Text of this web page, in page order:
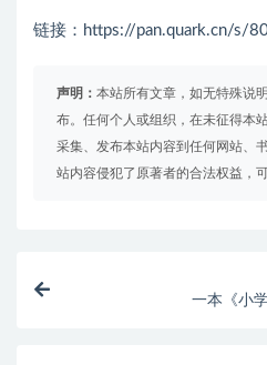
链接：https://pan.quark.cn/s/
声明： 本站所有文章，如无特殊说
布。任何个人或组织，在未征得本
采集、发布本站内容到任何网站、
站内容侵犯了原著者的合法权益，
一本《小